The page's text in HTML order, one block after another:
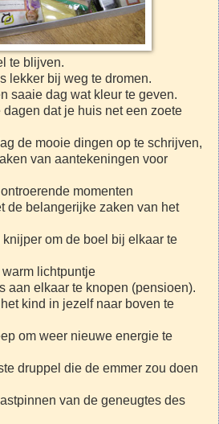
te blijven.
lekker bij weg te dromen.
saaie dag wat kleur te geven.
dat je huis net een zoete
de mooie dingen op te schrijven,
van aantekeningen voor
momenten
de belangerijke zaken van het
om de boel bij elkaar te
lichtpuntje
aan elkaar te knopen (pensioen).
kind in jezelf naar boven te
om weer nieuwe energie te
druppel die de emmer zou doen
van de geneugtes des